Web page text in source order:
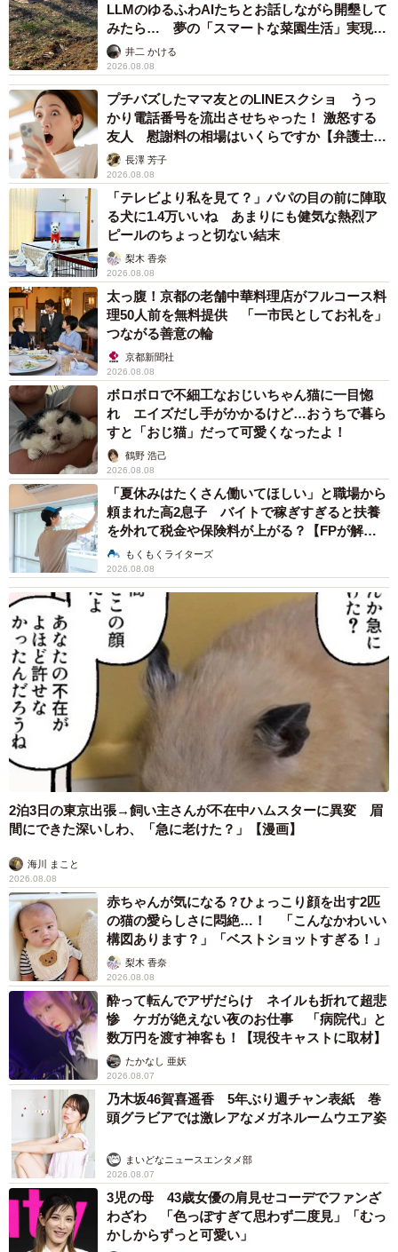
LLMのゆるふわAIたちとお話しながら開墾して
みたら… 夢の「スマートな菜園生活」実現な
るか井二 かける
2026.08.08
プチバズしたママ友とのLINEスクショ うっ
かり電話番号を流出させちゃった！ 激怒する
友人 慰謝料の相場はいくらですか【弁護士が
解説】長澤 芳子
2026.08.08
「テレビより私を見て？」パパの目の前に陣取
る犬に1.4万いいね あまりにも健気な熱烈ア
ピールのちょっと切ない結末
梨木 香奈
2026.08.08
太っ腹！京都の老舗中華料理店がフルコース料
理50人前を無料提供 「一市民としてお礼を」
つながる善意の輪
京都新聞社
2026.08.08
ボロボロで不細工なおじいちゃん猫に一目惚
れ エイズだし手がかかるけど…おうちで暮ら
すと「おじ猫」だって可愛くなったよ！
鶴野 浩己
2026.08.08
「夏休みはたくさん働いてほしい」と職場から
頼まれた高2息子 バイトで稼ぎすぎると扶養
を外れて税金や保険料が上がる？【FPが解
説】もくもくライターズ
2026.08.08
2泊3日の東京出張→飼い主さんが不在中ハムスターに異変 眉
間にできた深いしわ、「急に老けた？」【漫画】
海川 まこと
2026.08.08
赤ちゃんが気になる？ひょっこり顔を出す2匹
の猫の愛らしさに悶絶…！ 「こんなかわいい
構図あります？」「ベストショットすぎる！」
梨木 香奈
2026.08.08
酔って転んでアザだらけ ネイルも折れて超悲
惨 ケガが絶えない夜のお仕事 「病院代」と
数万円を渡す神客も！【現役キャストに取材】
たかなし 亜妖
2026.08.07
乃木坂46賀喜遥香 5年ぶり週チャン表紙 巻
頭グラビアでは激レアなメガネルームウエア姿
まいどなニュースエンタメ部
2026.08.07
3児の母 43歳女優の肩見せコーデでファンざ
わざわ 「色っぽすぎて思わず二度見」「むっ
かしからずっと可愛い」